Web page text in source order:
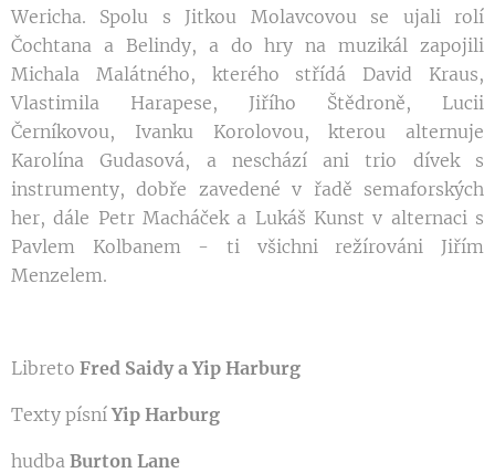
Wericha. Spolu s Jitkou Molavcovou se ujali rolí
Čochtana a Belindy, a do hry na muzikál zapojili
Michala Malátného, kterého střídá David Kraus,
Vlastimila Harapese, Jiřího Štědroně, Lucii
Černíkovou, Ivanku Korolovou, kterou alternuje
Karolína Gudasová, a neschází ani trio dívek s
instrumenty, dobře zavedené v řadě semaforských
her, dále Petr Macháček a Lukáš Kunst v alternaci s
Pavlem Kolbanem - ti všichni režírováni Jiřím
Menzelem.
Libreto Fred Saidy a Yip Harburg
Texty písníYip Harburg
hudba Burton Lane